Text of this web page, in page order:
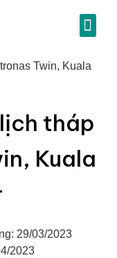
tháp
Kuala
29/03/2023
2023